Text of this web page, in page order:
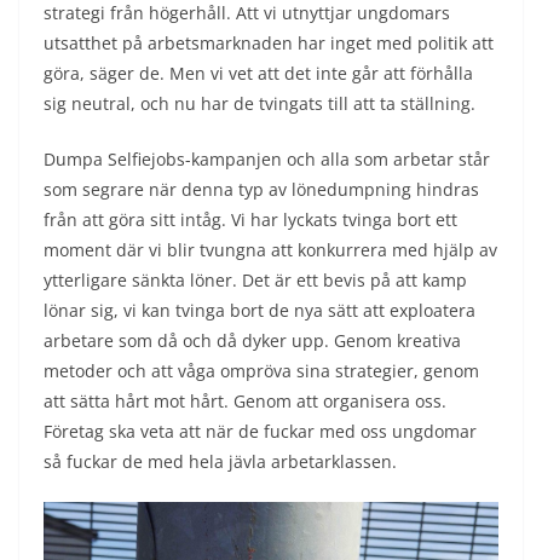
strategi från högerhåll. Att vi utnyttjar ungdomars
utsatthet på arbetsmarknaden har inget med politik att
göra, säger de. Men vi vet att det inte går att förhålla
sig neutral, och nu har de tvingats till att ta ställning.
Dumpa Selfiejobs-kampanjen och alla som arbetar står
som segrare när denna typ av lönedumpning hindras
från att göra sitt intåg. Vi har lyckats tvinga bort ett
moment där vi blir tvungna att konkurrera med hjälp av
ytterligare sänkta löner. Det är ett bevis på att kamp
lönar sig, vi kan tvinga bort de nya sätt att exploatera
arbetare som då och då dyker upp. Genom kreativa
metoder och att våga ompröva sina strategier, genom
att sätta hårt mot hårt. Genom att organisera oss.
Företag ska veta att när de fuckar med oss ungdomar
så fuckar de med hela jävla arbetarklassen.